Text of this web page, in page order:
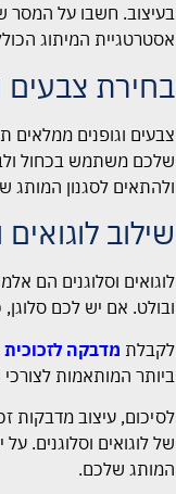
בעיצוב. חשבו על המסר
אסטרטגיית המיתוג
בחירת צבעים
צבעים וגופנים
שלכם משתמש בכחול
ולהתאים לסגנון המותג
שילוב לוגואים
לוגואים וסלוגנים הם
ובולט. אם יש לכם סלוגן,
לקבלת מדבקה לזכוכית
ביותר המותאמות
לסיכום, עיצוב מדבקות
של לוגואים וסלוגנים.
המותג שלכם.